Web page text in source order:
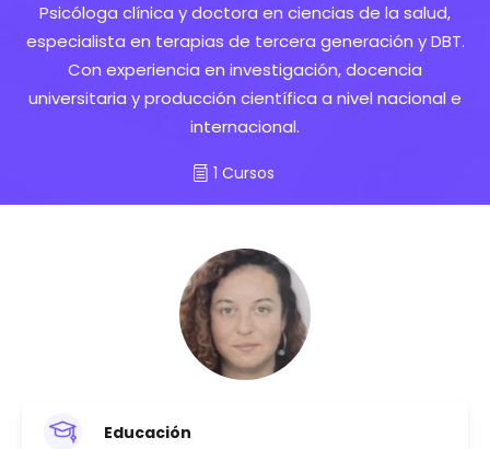
Psicóloga clínica y doctora en ciencias de la salud,
especialista en terapias de tercera generación y DBT.
Con experiencia en investigación, docencia
universitaria y producción científica a nivel nacional e
internacional.
1 Cursos
Educación